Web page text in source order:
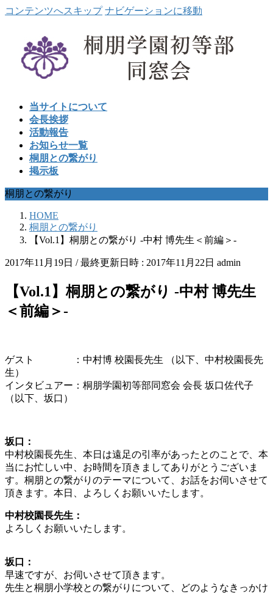
コンテンツへスキップ ナビゲーションに移動
当サイトについて
会長挨拶
活動報告
お知らせ一覧
桐朋との繋がり
掲示板
桐朋との繋がり
HOME
桐朋との繋がり
【Vol.1】桐朋との繋がり -中村 博先生＜前編＞-
2017年11月19日 / 最終更新日時 : 2017年11月22日 admin
【Vol.1】桐朋との繋がり -中村 博先生
＜前編＞-
ゲスト ：中村博 校園長先生 （以下、中村校園長先
生）
インタビュアー：桐朋学園初等部同窓会 会長 坂口佐代子
（以下、坂口）
坂口：
中村校園長先生、本日は遠足の引率があったとのことで、本
当にお忙しい中、お時間を頂きましてありがとうございま
す。桐朋との繋がりのテーマについて、お話をお伺いさせて
頂きます。本日、よろしくお願いいたします。
中村校園長先生：
よろしくお願いいたします。
坂口：
早速ですが、お伺いさせて頂きます。
先生と桐朋小学校との繋がりについて、どのようなきっかけ